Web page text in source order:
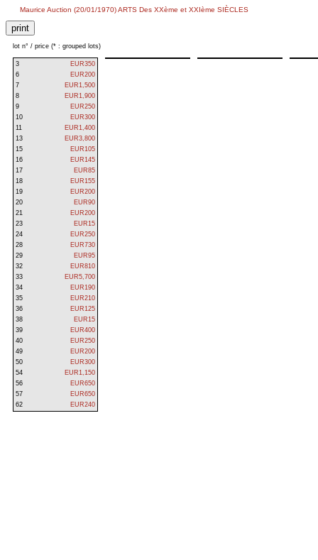
Maurice Auction (20/01/1970) ARTS Des XXème et XXIème SIÈCLES
lot n° / price (* : grouped lots)
3
EUR350
6
EUR200
7
EUR1,500
8
EUR1,900
9
EUR250
10
EUR300
11
EUR1,400
13
EUR3,800
15
EUR105
16
EUR145
17
EUR85
18
EUR155
19
EUR200
20
EUR90
21
EUR200
23
EUR15
24
EUR250
28
EUR730
29
EUR95
32
EUR810
33
EUR5,700
34
EUR190
35
EUR210
36
EUR125
38
EUR15
39
EUR400
40
EUR250
49
EUR200
50
EUR300
54
EUR1,150
56
EUR650
57
EUR650
62
EUR240